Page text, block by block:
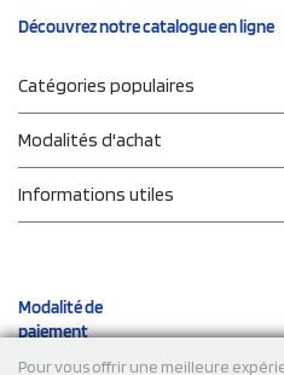
Pour vous offrir une meilleure
Découvrez notre catalogue en ligne
Catégories populaires
Modalités d'achat
Informations utiles
Modalité de
paiement